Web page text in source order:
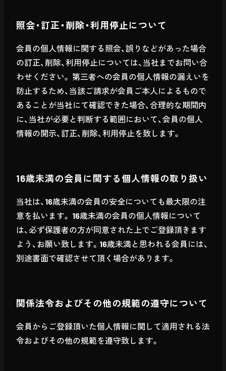
照会・訂正・削除・利用停止について
会員の個人情報に関する照会、誤りなどがあった場合
の訂正、削除、利用停止については、当社までお問い合
わせください。 第三者への会員の個人情報の漏えいを
防止するため、当該ご請求が会員ご本人によるもので
あることが当社にて確認できた場合、合理的な期間内
に、当社が必要と判断する範囲において、会員の個人
情報の開示、訂正、削除、利用停止を致します。
16歳未満の会員に関する個人情報の取り扱い
当社は、16歳未満の会員の安全についても最大限の注
意を払います。 16歳未満の会員の個人情報について
は、必ず保護者の方が同意された上でご登録頂きます
よう、お願い致します。16歳未満と思われる会員には、
別途書面で確認させて頂く場合があります。
関係法令およびその他の規範の遵守について
会員からご登録頂いた個人情報に関して適用される法
令およびその他の規範を遵守致します。